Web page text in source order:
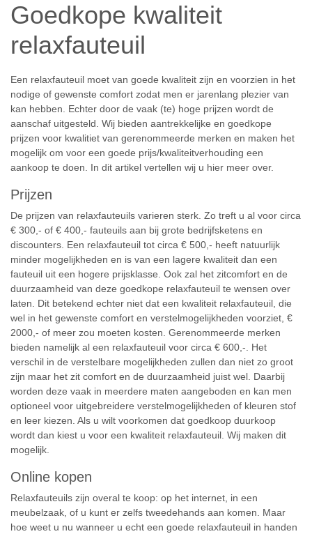
Goedkope kwaliteit
relaxfauteuil
Een relaxfauteuil moet van goede kwaliteit zijn en voorzien in het
nodige of gewenste comfort zodat men er jarenlang plezier van
kan hebben. Echter door de vaak (te) hoge prijzen wordt de
aanschaf uitgesteld. Wij bieden aantrekkelijke en goedkope
prijzen voor kwalitiet van gerenommeerde merken en maken het
mogelijk om voor een goede prijs/kwaliteitverhouding een
aankoop te doen. In dit artikel vertellen wij u hier meer over.
Prijzen
De prijzen van relaxfauteuils varieren sterk. Zo treft u al voor circa
€ 300,- of € 400,- fauteuils aan bij grote bedrijfsketens en
discounters. Een relaxfauteuil tot circa € 500,- heeft natuurlijk
minder mogelijkheden en is van een lagere kwaliteit dan een
fauteuil uit een hogere prijsklasse. Ook zal het zitcomfort en de
duurzaamheid van deze goedkope relaxfauteuil te wensen over
laten. Dit betekend echter niet dat een kwaliteit relaxfauteuil, die
wel in het gewenste comfort en verstelmogelijkheden voorziet, €
2000,- of meer zou moeten kosten. Gerenommeerde merken
bieden namelijk al een relaxfauteuil voor circa € 600,-. Het
verschil in de verstelbare mogelijkheden zullen dan niet zo groot
zijn maar het zit comfort en de duurzaamheid juist wel. Daarbij
worden deze vaak in meerdere maten aangeboden en kan men
optioneel voor uitgebreidere verstelmogelijkheden of kleuren stof
en leer kiezen. Als u wilt voorkomen dat goedkoop duurkoop
wordt dan kiest u voor een kwaliteit relaxfauteuil. Wij maken dit
mogelijk.
Online kopen
Relaxfauteuils zijn overal te koop: op het internet, in een
meubelzaak, of u kunt er zelfs tweedehands aan komen. Maar
hoe weet u nu wanneer u echt een goede relaxfauteuil in handen